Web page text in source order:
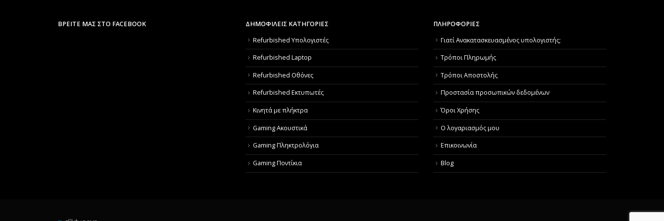
ΒΡΕΊΤΕ ΜΑΣ ΣΤΟ FACEBOOK
ΔΗΜΟΦΙΛΕΙΣ ΚΑΤΗΓΟΡΙΕΣ
Refurbished Υπολογιστές
Refurbished Laptop
Refurbished Οθόνες
Refurbished Εκτυπωτές
Κινητά με πλήκτρα
Gaming Ακουστικά
Gaming Πληκτρολόγια
Gaming Ποντίκια
ΠΛΗΡΟΦΟΡΙΕΣ
Γιατί Aνακατασκευασμένος υπολογιστής;
Τρόποι Πληρωμής
Τρόποι Αποστολής
Προστασία προσωπικών δεδομένων
Όροι Χρήσης
Ο λογαριασμός μου
Επικοινωνία
Blog